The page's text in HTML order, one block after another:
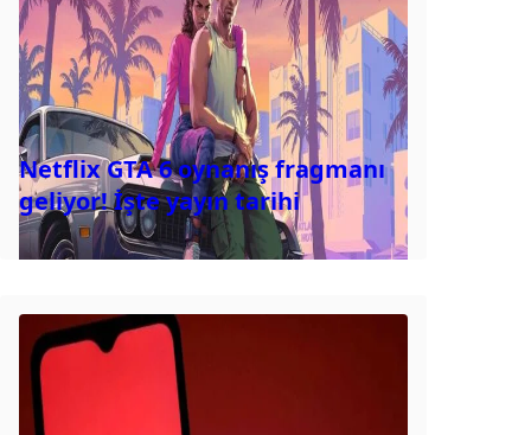
Netflix GTA 6 oynanış fragmanı
geliyor! İşte yayın tarihi